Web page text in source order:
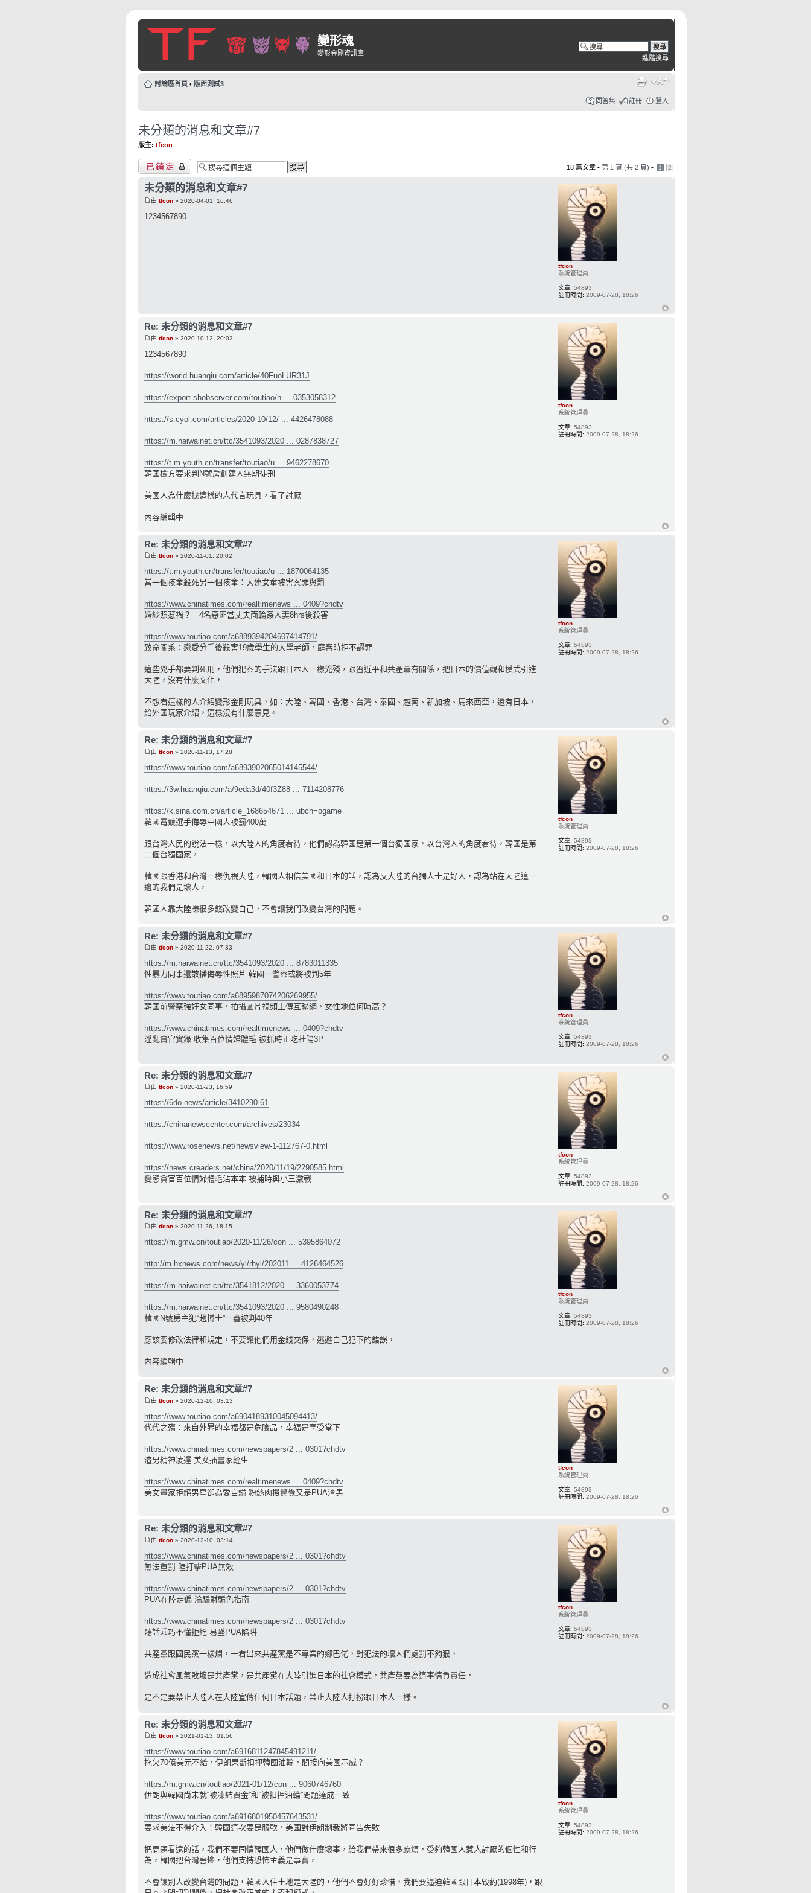
變形魂
變形金剛資訊庫
進階搜尋
討論區首頁 ‹ 版面測試3
問答集 註冊 登入
未分類的消息和文章#7
版主: tfcon
主題已鎖定 18 篇文章 •第 1 頁 (共2 頁) • 1 2
未分類的消息和文章#7
由 tfcon» 2020-04-01, 16:46
1234567890
tfcon
系統管理員
文章: 54893
註冊時間: 2009-07-28, 18:26
Re: 未分類的消息和文章#7
由 tfcon» 2020-10-12, 20:02
1234567890
https://world.huanqiu.com/article/40FuoLUR31J
https://export.shobserver.com/toutiao/h ... 0353058312
https://s.cyol.com/articles/2020-10/12/ ... 4426478088
https://m.haiwainet.cn/ttc/3541093/2020 ... 0287838727
https://t.m.youth.cn/transfer/toutiao/u ... 9462278670
韓國檢方要求判N號房創建人無期徒刑
美國人為什麼找這樣的人代言玩具，看了討厭
內容編輯中
tfcon
系統管理員
文章: 54893
註冊時間: 2009-07-28, 18:26
Re: 未分類的消息和文章#7
由 tfcon» 2020-11-01, 20:02
https://t.m.youth.cn/transfer/toutiao/u ... 1870064135
當一個孩童殺死另一個孩童：大連女童被害案罪與罰
https://www.chinatimes.com/realtimenews ... 0409?chdtv
婚紗照惹禍？ 4名惡匪當丈夫面輪姦人妻8hrs後殺害
https://www.toutiao.com/a6889394204607414791/
致命關系：戀愛分手後殺害19歲學生的大學老師，庭審時拒不認罪
這些兇手都要判死刑，他們犯案的手法跟日本人一樣兇殘，跟習近平和共產黨有關係，把日本的價值觀和模式引進
大陸，沒有什麼文化，
不想看這樣的人介紹變形金剛玩具，如：大陸、韓國、香港、台灣、泰國、越南、新加坡、馬來西亞，還有日本，
給外國玩家介紹，這樣沒有什麼意見。
tfcon
系統管理員
文章: 54893
註冊時間: 2009-07-28, 18:26
Re: 未分類的消息和文章#7
由 tfcon» 2020-11-13, 17:28
https://www.toutiao.com/a6893902065014145544/
https://3w.huanqiu.com/a/9eda3d/40f3Z88 ... 7114208776
https://k.sina.com.cn/article_168654671 ... ubch=ogame
韓國電競選手侮辱中國人被罰400萬
跟台灣人民的說法一樣，以大陸人的角度看待，他們認為韓國是第一個台獨國家，以台灣人的角度看待，韓國是第
二個台獨國家，
韓國跟香港和台灣一樣仇視大陸，韓國人相信美國和日本的話，認為反大陸的台獨人士是好人，認為站在大陸這一
邊的我們是壞人，
韓國人靠大陸賺很多錢改變自己，不會讓我們改變台灣的問題。
tfcon
系統管理員
文章: 54893
註冊時間: 2009-07-28, 18:26
Re: 未分類的消息和文章#7
由 tfcon» 2020-11-22, 07:33
https://m.haiwainet.cn/ttc/3541093/2020 ... 8783011335
性暴力同事還散播侮辱性照片 韓國一警察或將被判5年
https://www.toutiao.com/a6895987074206269955/
韓國前警察強奸女同事，拍攝圖片視頻上傳互聯網，女性地位何時高？
https://www.chinatimes.com/realtimenews ... 0409?chdtv
淫亂貪官實錄 收集百位情婦體毛 被抓時正吃壯陽3P
tfcon
系統管理員
文章: 54893
註冊時間: 2009-07-28, 18:26
Re: 未分類的消息和文章#7
由 tfcon» 2020-11-23, 16:59
https://6do.news/article/3410290-61
https://chinanewscenter.com/archives/23034
https://www.rosenews.net/newsview-1-112767-0.html
https://news.creaders.net/china/2020/11/19/2290585.html
變態貪官百位情婦體毛沾本本 被捕時與小三激戰
tfcon
系統管理員
文章: 54893
註冊時間: 2009-07-28, 18:26
Re: 未分類的消息和文章#7
由 tfcon» 2020-11-26, 18:15
https://m.gmw.cn/toutiao/2020-11/26/con ... 5395864072
http://m.hxnews.com/news/yl/rhyl/202011 ... 4126464526
https://m.haiwainet.cn/ttc/3541812/2020 ... 3360053774
https://m.haiwainet.cn/ttc/3541093/2020 ... 9580490248
韓國N號房主犯“趙博士”一審被判40年
應該要修改法律和規定，不要讓他們用金錢交保，逃避自己犯下的錯誤，
內容編輯中
tfcon
系統管理員
文章: 54893
註冊時間: 2009-07-28, 18:26
Re: 未分類的消息和文章#7
由 tfcon» 2020-12-10, 03:13
https://www.toutiao.com/a6904189310045094413/
代代之殤：來自外界的幸福都是危險品，幸福是享受當下
https://www.chinatimes.com/newspapers/2 ... 0301?chdtv
渣男精神凌遲 美女插畫家輕生
https://www.chinatimes.com/realtimenews ... 0409?chdtv
美女畫家拒絕男星卻為愛自縊 粉絲肉搜驚覺又是PUA渣男
tfcon
系統管理員
文章: 54893
註冊時間: 2009-07-28, 18:26
Re: 未分類的消息和文章#7
由 tfcon» 2020-12-10, 03:14
https://www.chinatimes.com/newspapers/2 ... 0301?chdtv
無法重罰 陸打擊PUA無效
https://www.chinatimes.com/newspapers/2 ... 0301?chdtv
PUA在陸走偏 淪騙財騙色指南
https://www.chinatimes.com/newspapers/2 ... 0301?chdtv
聽話乖巧不懂拒絕 易墜PUA陷阱
共產黨跟國民黨一樣爛，一看出來共產黨是不專業的鄉巴佬，對犯法的壞人們處罰不夠狠，
造成社會風氣敗壞是共產黨，是共產黨在大陸引進日本的社會模式，共產黨要為這事情負責任，
是不是要禁止大陸人在大陸宣傳任何日本話題，禁止大陸人打扮跟日本人一樣。
tfcon
系統管理員
文章: 54893
註冊時間: 2009-07-28, 18:26
Re: 未分類的消息和文章#7
由 tfcon» 2021-01-13, 01:56
https://www.toutiao.com/a6916811247845491211/
拖欠70億美元不給，伊朗果斷扣押韓國油輪，間接向美國示威？
https://m.gmw.cn/toutiao/2021-01/12/con ... 9060746760
伊朗與韓國尚未就“被凍結資金”和“被扣押油輪”問題達成一致
https://www.toutiao.com/a6916801950457643531/
要求美法不得介入！韓國這次要是服軟，美國對伊朗制裁將宣告失敗
把問題看遠的話，我們不要同情韓國人，他們做什麼壞事，給我們帶來很多麻煩，受夠韓國人惹人討厭的個性和行
為，韓國把台灣害慘，他們支持恐怖主義是事實，
不會讓別人改變台灣的問題，韓國人住土地是大陸的，他們不會好好珍惜，我們要逼迫韓國跟日本毀約(1998年)，跟
tfcon
系統管理員
文章: 54893
註冊時間: 2009-07-28, 18:26